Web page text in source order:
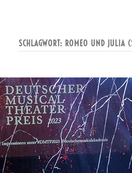
SCHLAGWORT: ROMEO UND JULIA